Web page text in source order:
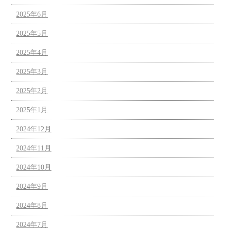
2025年6月
2025年5月
2025年4月
2025年3月
2025年2月
2025年1月
2024年12月
2024年11月
2024年10月
2024年9月
2024年8月
2024年7月